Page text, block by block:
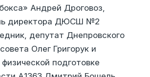
Андрей Дроговоз,
директора ДЮСШ №2
депутат Днепровского
Олег Григорук и
подготовке